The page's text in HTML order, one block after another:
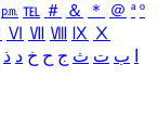
㏘ ℡ ＃ ＆ ＊ ＠ ª º
Ⅵ Ⅶ Ⅷ Ⅸ Ⅹ
ب ت ث ج ح خ د ذ